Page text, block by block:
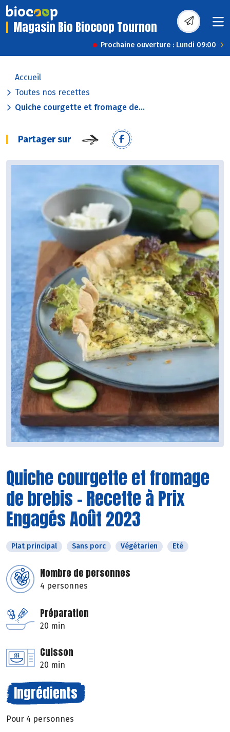
Magasin Bio Biocoop Tournon
Prochaine ouverture : Lundi 09:00
Accueil
Toutes nos recettes
Quiche courgette et fromage de...
Partager sur
Quiche courgette et fromage
de brebis - Recette à Prix
Engagés Août 2023
Plat principal Sans porc Végétarien Eté
Nombre de personnes
4 personnes
Préparation
20 min
Cuisson
20 min
Ingrédients
Pour 4 personnes